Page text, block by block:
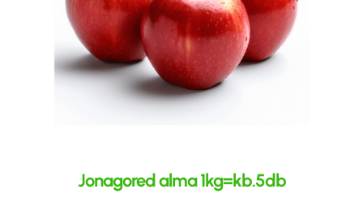
Jonagored alma 1kg=kb.5db